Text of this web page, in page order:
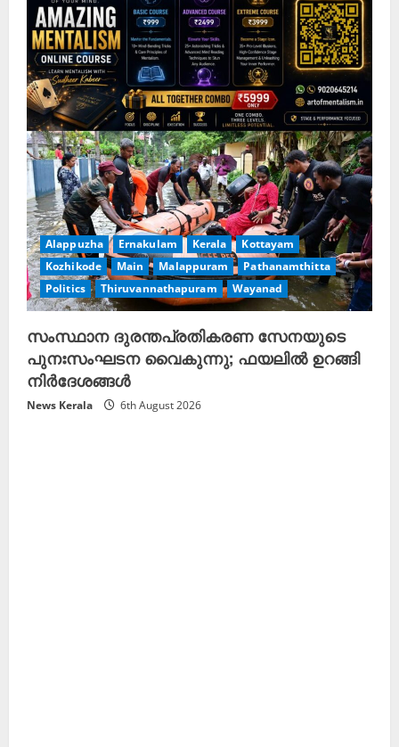
Alappuzha Ernakulam Kerala
Kottayam
Kozhikode
Main Malappuram
Pathanamthitta
Politics
Thiruvannathapuram Wayanad
സംസ്ഥാന ദുരന്തപ്രതികരണ സേനയുടെ
പുനഃസംഘടന വൈകുന്നു; ഫയലിൽ ഉറങ്ങി
നിർദേശങ്ങൾ
News Kerala 6th August 2026